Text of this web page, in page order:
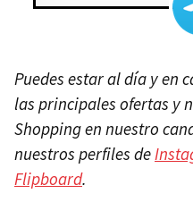
Puedes estar al día y en
las principales ofertas y
Shopping en nuestro
nuestros perfiles de
Flipboard.